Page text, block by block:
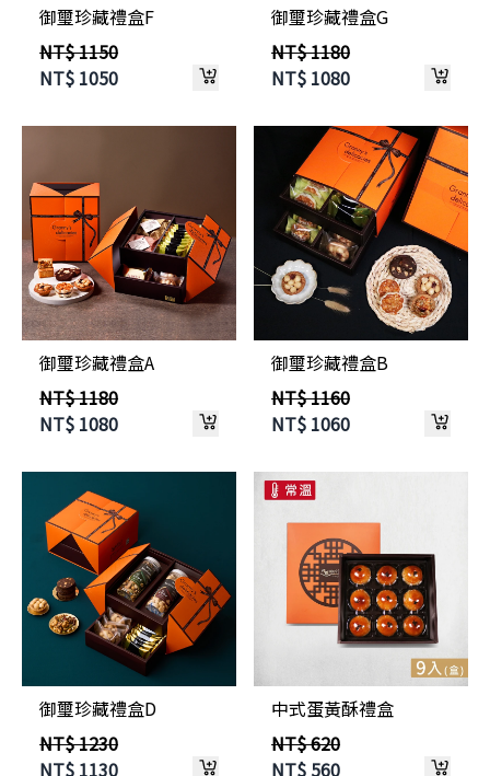
御璽珍藏禮盒F
NT$ 1150
NT$ 1050
御璽珍藏禮盒G
NT$ 1180
NT$ 1080
御璽珍藏禮盒A
NT$ 1180
NT$ 1080
御璽珍藏禮盒B
NT$ 1160
NT$ 1060
御璽珍藏禮盒D
NT$ 1230
NT$ 1130
中式蛋黃酥禮盒
NT$ 620
NT$ 560